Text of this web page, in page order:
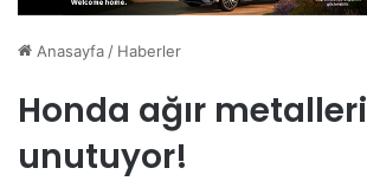
Anasayfa / Haberler
Honda ağır metalleri
unutuyor!